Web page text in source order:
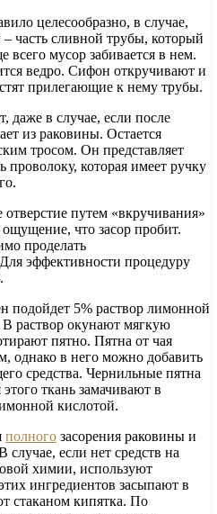
целесообразно, в случае,
часть сливной трубы, который
мусор забивается в нем.
ведро. Сифон откручивают и
прилегающие к нему трубы.
даже в случае, если после
из раковины. Остается
тросом. Он представляет
проволоку, которая имеет ручку
путем «вкручивания»
что засор пробит.
проделать
эффективности процедуру
подойдет 5% раствор лимонной
В раствор окунают мягкую
пятно. Пятна от чая
однако в него можно добавить
средства. Чернильные пятна
ткань замачивают в
кислотой.
полного засорения раковины и
случае, если нет средств на
химии, используют
ингредиентов засыпают в
стаканом кипятка. По